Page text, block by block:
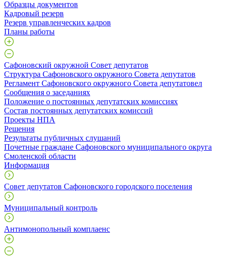
Образцы документов
Кадровый резерв
Резерв управленческих кадров
Планы работы
Сафоновский окружной Совет депутатов
Структура Сафоновского окружного Совета депутатов
Регламент Сафоновского окружного Совета депутатовел
Сообщения о заседаниях
Положение о постоянных депутатских комиссиях
Состав постоянных депутатских комиссий
Проекты НПА
Решения
Результаты публичных слушаний
Почетные граждане Сафоновского муниципального округа
Смоленской области
Информация
Совет депутатов Сафоновского городского поселения
Муниципальный контроль
Антимонопольный комплаенс